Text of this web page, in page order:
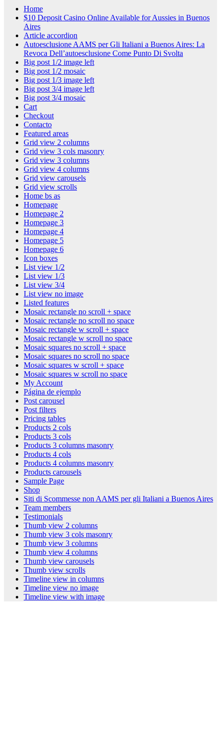
Home
$10 Deposit Casino Online Available for Aussies in Buenos
Aires
Article accordion
Autoesclusione AAMS per Gli Italiani a Buenos Aires: La
Revoca Dell’autoesclusione Come Punto Di Svolta
Big post 1/2 image left
Big post 1/2 mosaic
Big post 1/3 image left
Big post 3/4 image left
Big post 3/4 mosaic
Cart
Checkout
Contacto
Featured areas
Grid view 2 columns
Grid view 3 cols masonry
Grid view 3 columns
Grid view 4 columns
Grid view carousels
Grid view scrolls
Home bs as
Homepage
Homepage 2
Homepage 3
Homepage 4
Homepage 5
Homepage 6
Icon boxes
List view 1/2
List view 1/3
List view 3/4
List view no image
Listed features
Mosaic rectangle no scroll + space
Mosaic rectangle no scroll no space
Mosaic rectangle w scroll + space
Mosaic rectangle w scroll no space
Mosaic squares no scroll + space
Mosaic squares no scroll no space
Mosaic squares w scroll + space
Mosaic squares w scroll no space
My Account
Página de ejemplo
Post carousel
Post filters
Pricing tables
Products 2 cols
Products 3 cols
Products 3 columns masonry
Products 4 cols
Products 4 columns masonry
Products carousels
Sample Page
Shop
Siti di Scommesse non AAMS per gli Italiani a Buenos Aires
Team members
Testimonials
Thumb view 2 columns
Thumb view 3 cols masonry
Thumb view 3 columns
Thumb view 4 columns
Thumb view carousels
Thumb view scrolls
Timeline view in columns
Timeline view no image
Timeline view with image